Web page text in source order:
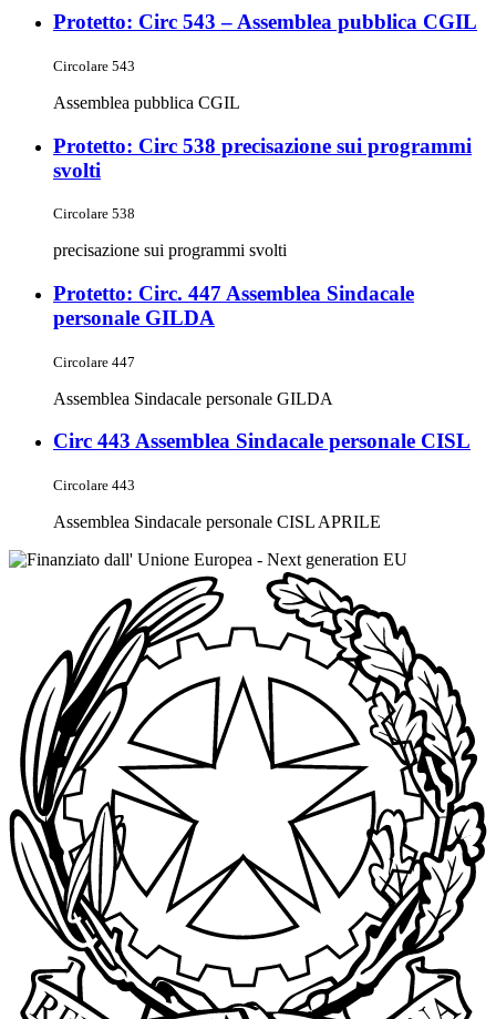
Protetto: Circ 543 – Assemblea pubblica CGIL
Circolare 543
Assemblea pubblica CGIL
Protetto: Circ 538 precisazione sui programmi
svolti
Circolare 538
precisazione sui programmi svolti
Protetto: Circ. 447 Assemblea Sindacale
personale GILDA
Circolare 447
Assemblea Sindacale personale GILDA
Circ 443 Assemblea Sindacale personale CISL
Circolare 443
Assemblea Sindacale personale CISL APRILE